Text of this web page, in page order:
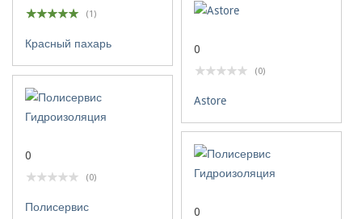
(1)
Красный пахарь 0
(0)
Astore
0
(0)
Полисервис
0